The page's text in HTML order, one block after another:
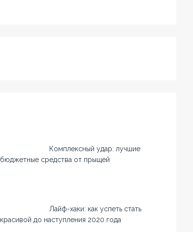
Комплексный удар: лучшие
бюджетные средства от прыщей
Лайф-хаки: как успеть стать
красивой до наступления 2020 года